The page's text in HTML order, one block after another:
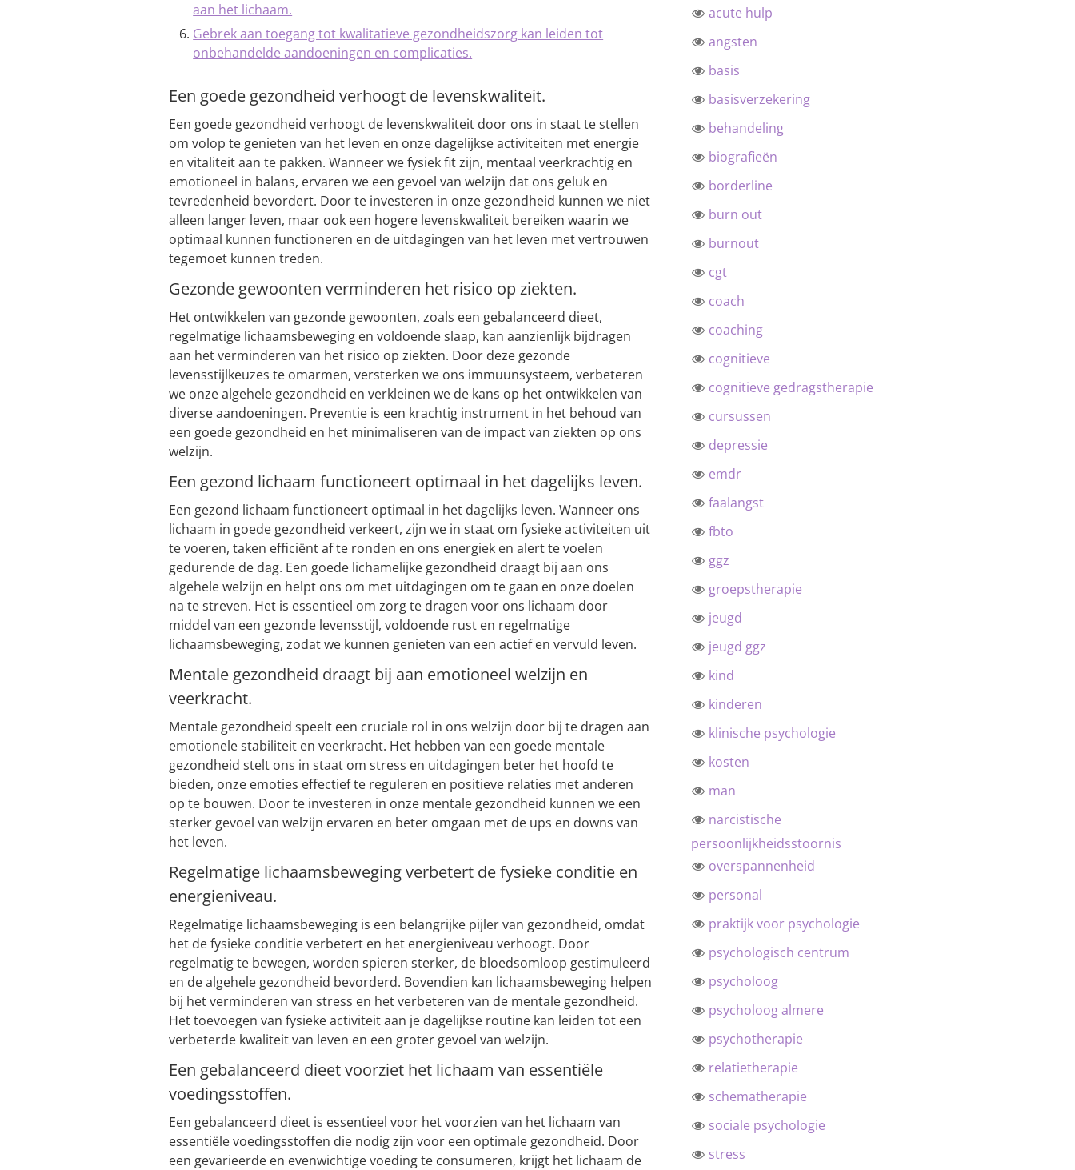
aan het lichaam.
Gebrek aan toegang tot kwalitatieve gezondheidszorg kan leiden tot
onbehandelde aandoeningen en complicaties.
Een goede gezondheid verhoogt de levenskwaliteit.
Een goede gezondheid verhoogt de levenskwaliteit door ons in staat te stellen
om volop te genieten van het leven en onze dagelijkse activiteiten met energie
en vitaliteit aan te pakken. Wanneer we fysiek fit zijn, mentaal veerkrachtig en
emotioneel in balans, ervaren we een gevoel van welzijn dat ons geluk en
tevredenheid bevordert. Door te investeren in onze gezondheid kunnen we niet
alleen langer leven, maar ook een hogere levenskwaliteit bereiken waarin we
optimaal kunnen functioneren en de uitdagingen van het leven met vertrouwen
tegemoet kunnen treden.
Gezonde gewoonten verminderen het risico op ziekten.
Het ontwikkelen van gezonde gewoonten, zoals een gebalanceerd dieet,
regelmatige lichaamsbeweging en voldoende slaap, kan aanzienlijk bijdragen
aan het verminderen van het risico op ziekten. Door deze gezonde
levensstijlkeuzes te omarmen, versterken we ons immuunsysteem, verbeteren
we onze algehele gezondheid en verkleinen we de kans op het ontwikkelen van
diverse aandoeningen. Preventie is een krachtig instrument in het behoud van
een goede gezondheid en het minimaliseren van de impact van ziekten op ons
welzijn.
Een gezond lichaam functioneert optimaal in het dagelijks leven.
Een gezond lichaam functioneert optimaal in het dagelijks leven. Wanneer ons
lichaam in goede gezondheid verkeert, zijn we in staat om fysieke activiteiten uit
te voeren, taken efficiënt af te ronden en ons energiek en alert te voelen
gedurende de dag. Een goede lichamelijke gezondheid draagt bij aan ons
algehele welzijn en helpt ons om met uitdagingen om te gaan en onze doelen
na te streven. Het is essentieel om zorg te dragen voor ons lichaam door
middel van een gezonde levensstijl, voldoende rust en regelmatige
lichaamsbeweging, zodat we kunnen genieten van een actief en vervuld leven.
Mentale gezondheid draagt bij aan emotioneel welzijn en
veerkracht.
Mentale gezondheid speelt een cruciale rol in ons welzijn door bij te dragen aan
emotionele stabiliteit en veerkracht. Het hebben van een goede mentale
gezondheid stelt ons in staat om stress en uitdagingen beter het hoofd te
bieden, onze emoties effectief te reguleren en positieve relaties met anderen
op te bouwen. Door te investeren in onze mentale gezondheid kunnen we een
sterker gevoel van welzijn ervaren en beter omgaan met de ups en downs van
het leven.
Regelmatige lichaamsbeweging verbetert de fysieke conditie en
energieniveau.
Regelmatige lichaamsbeweging is een belangrijke pijler van gezondheid, omdat
het de fysieke conditie verbetert en het energieniveau verhoogt. Door
regelmatig te bewegen, worden spieren sterker, de bloedsomloop gestimuleerd
en de algehele gezondheid bevorderd. Bovendien kan lichaamsbeweging helpen
bij het verminderen van stress en het verbeteren van de mentale gezondheid.
Het toevoegen van fysieke activiteit aan je dagelijkse routine kan leiden tot een
verbeterde kwaliteit van leven en een groter gevoel van welzijn.
Een gebalanceerd dieet voorziet het lichaam van essentiële
voedingsstoffen.
Een gebalanceerd dieet is essentieel voor het voorzien van het lichaam van
essentiële voedingsstoffen die nodig zijn voor een optimale gezondheid. Door
een gevarieerde en evenwichtige voeding te consumeren, krijgt het lichaam de
acute hulp
angsten
basis
basisverzekering
behandeling
biografieën
borderline
burn out
burnout
cgt
coach
coaching
cognitieve
cognitieve gedragstherapie
cursussen
depressie
emdr
faalangst
fbto
ggz
groepstherapie
jeugd
jeugd ggz
kind
kinderen
klinische psychologie
kosten
man
narcistische
persoonlijkheidsstoornis
overspannenheid
personal
praktijk voor psychologie
psychologisch centrum
psycholoog
psycholoog almere
psychotherapie
relatietherapie
schematherapie
sociale psychologie
stress